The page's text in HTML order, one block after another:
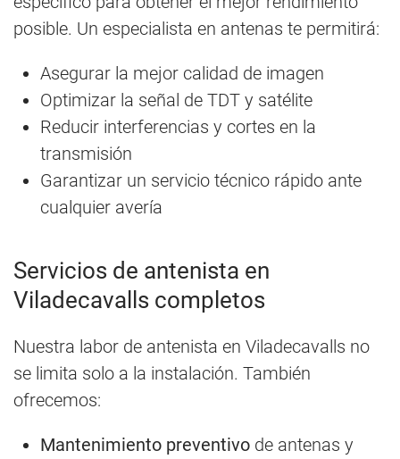
posible. Un especialista en antenas te permitirá:
Asegurar la mejor calidad de imagen
Optimizar la señal de TDT y satélite
Reducir interferencias y cortes en la
transmisión
Garantizar un servicio técnico rápido ante
cualquier avería
Servicios de antenista en
Viladecavalls completos
Nuestra labor de antenista en Viladecavalls no
se limita solo a la instalación. También
ofrecemos:
Mantenimiento preventivo de antenas y